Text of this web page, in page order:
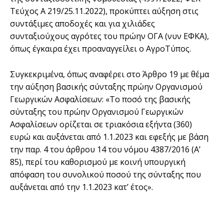
Τεύχος Α 219/25.11.2022), προκύπτει αύξηση στις
συντάξιμες αποδοχές και για χιλιάδες
συνταξιούχους αγρότες του πρώην ΟΓΑ (νυν ΕΦΚΑ),
όπως έγκαιρα έχει προαναγγείλει ο ΑγροΤύπος.
Συγκεκριμένα, όπως αναφέρει στο Άρθρο 19 με θέμα
την αύξηση βασικής σύνταξης πρώην Οργανισμού
Γεωργικών Ασφαλίσεων: «Το ποσό της βασικής
σύνταξης του πρώην Οργανισμού Γεωργικών
Ασφαλίσεων ορίζεται σε τριακόσια εξήντα (360)
ευρώ και αυξάνεται από 1.1.2023 και εφεξής με βάση
την παρ. 4 του άρθρου 14 του νόμου 4387/2016 (Α’
85), περί του καθορισμού με κοινή υπουργική
απόφαση του συνολικού ποσού της σύνταξης που
αυξάνεται από την 1.1.2023 κατ’ έτος».